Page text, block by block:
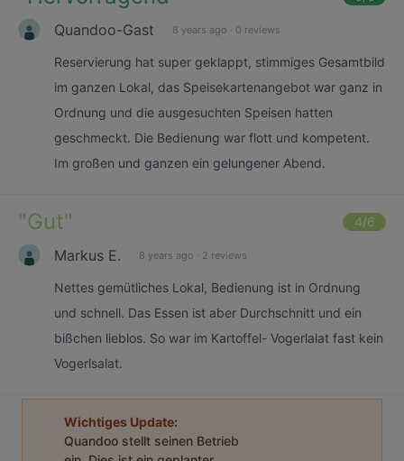
Quandoo-Gast 8 years ago · 0 reviews
Reservierung hat super geklappt, stimmiges Gesamtbild
im ganzen Lokal, das Speisekartenangebot war ganz in
Ordnung und die ausgesuchten Speisen hatten
geschmeckt. Die Bedienung war flott und kompetent.
Im großen und ganzen ein gelungener Abend.
"Gut" 4/6
Markus E. 8 years ago · 2 reviews
Nettes gemütliches Lokal, Bedienung ist in Ordnung
und schnell. Das Essen ist aber Durchschnitt und ein
bißchen lieblos. So war im Kartoffel- Vogerlalat fast kein
Vogerlsalat.
Wichtiges Update:
Quandoo stellt seinen Betrieb